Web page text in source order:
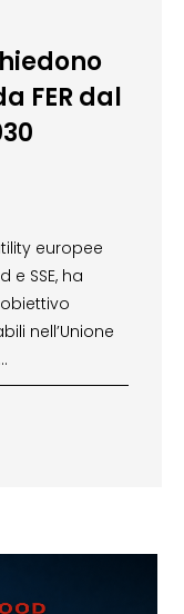
FER dal
europee
e SSE, ha
nell’Unione